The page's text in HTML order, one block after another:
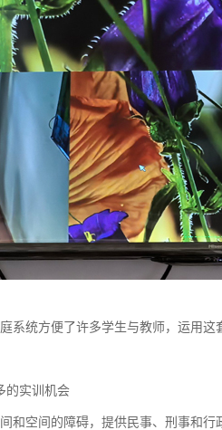
系统方便了许多学生与教师，运用
的实训机会
和空间的障碍，提供民事、刑事和行